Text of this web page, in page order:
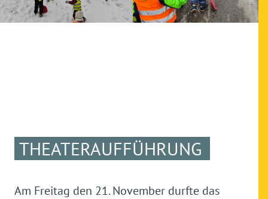
THEATERAUFFÜHRUNG
Am Freitag den 21. November durfte das